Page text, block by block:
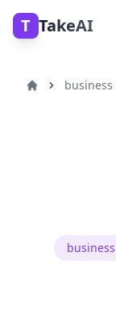
T TakeAI
business
business